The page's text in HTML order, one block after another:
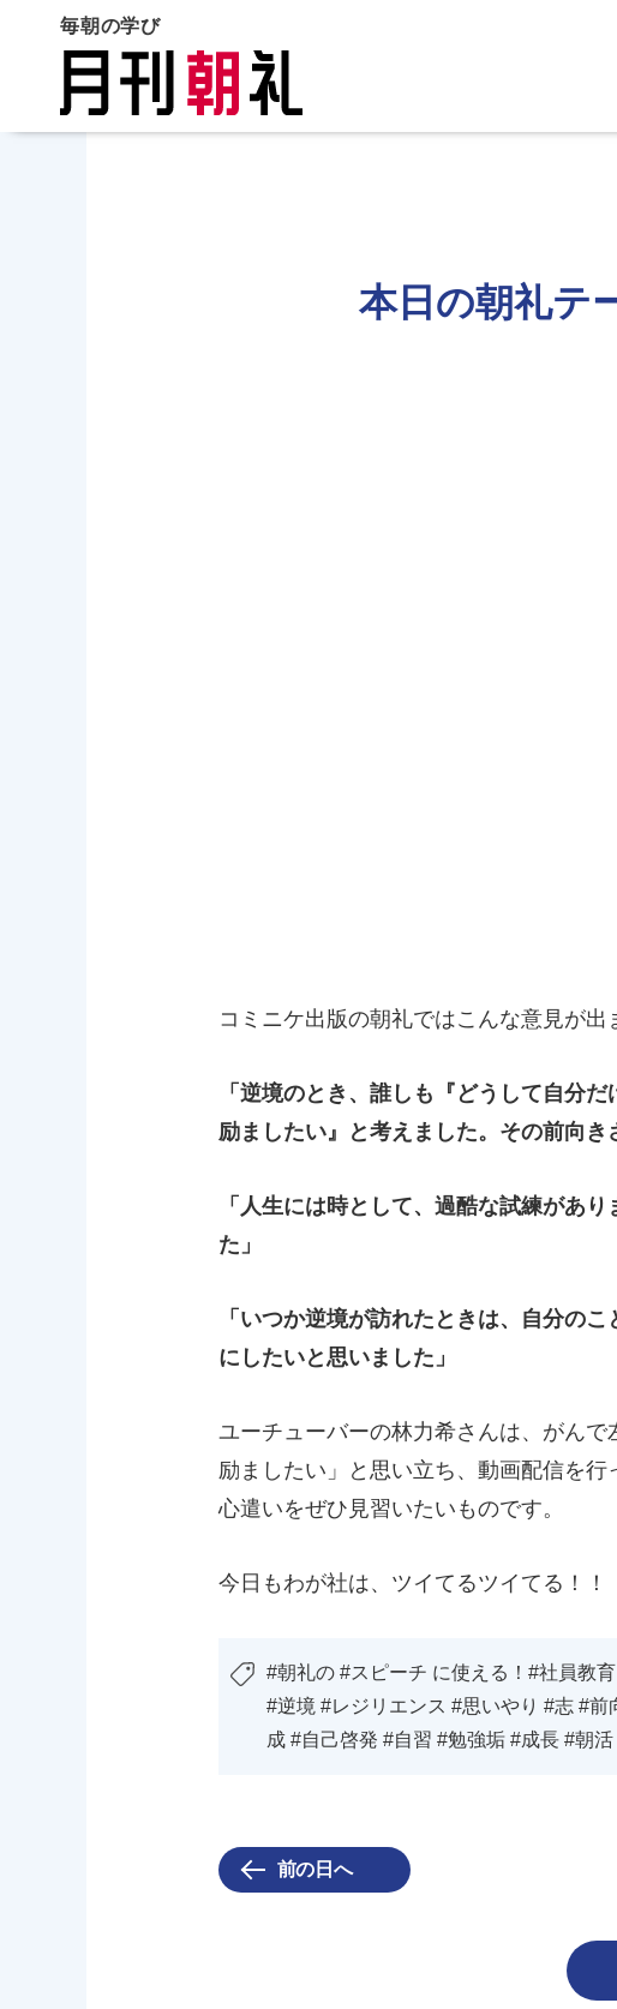
毎朝の学び
本日の朝礼テ
コミニケ出版の朝礼ではこんな意見が出
「逆境のとき、誰しも『どうして自分
励ましたい』と考えました。その前向き
「人生には時として、過酷な試練があ
た」
「いつか逆境が訪れたときは、自分の
にしたいと思いました」
ユーチューバーの林力希さんは、がん
励ましたい」と思い立ち、動画配信を
心遣いをぜひ見習いたいものです。
今日もわが社は、ツイてるツイてる！！
#朝礼の #スピーチ に使える！#社員教
#逆境 #レジリエンス #思いやり #志 #
成 #自己啓発 #自習 #勉強垢 #成長 #朝
前の日へ